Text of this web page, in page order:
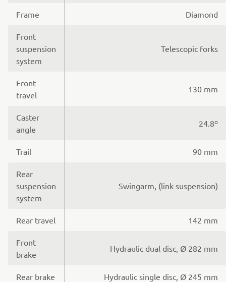
Frame Diamond
Front
suspension
system
Telescopic forks
Front
travel
130 mm
Caster
angle
24.8º
Trail 90 mm
Rear
suspension
system
Swingarm, (link suspension)
Rear travel 142 mm
Front
brake
Hydraulic dual disc, Ø 282 mm
Rear brake Hydraulic single disc, Ø 245 mm